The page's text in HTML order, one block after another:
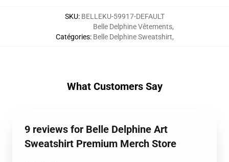
SKU: BELLEKU-59917-DEFAULT
Catégories:
Belle Delphine Vêtements,
Belle Delphine Sweatshirt,
What Customers Say
9 reviews for Belle Delphine Art
Sweatshirt Premium Merch Store